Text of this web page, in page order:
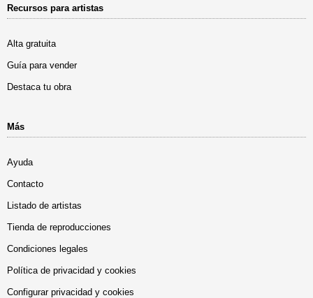
Recursos para artistas
Alta gratuita
Guía para vender
Destaca tu obra
Más
Ayuda
Contacto
Listado de artistas
Tienda de reproducciones
Condiciones legales
Política de privacidad y cookies
Configurar privacidad y cookies